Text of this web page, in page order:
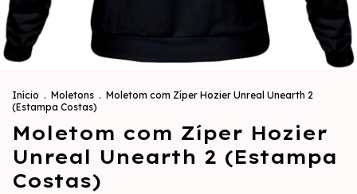
Início . Moletons . Moletom com Zíper Hozier Unreal Unearth 2
(Estampa Costas)
Moletom com Zíper Hozier
Unreal Unearth 2 (Estampa
Costas)